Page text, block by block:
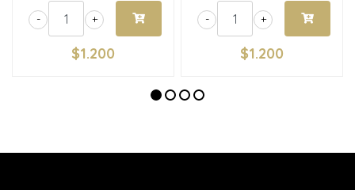
+
-
$1.200
+
-
$1.200